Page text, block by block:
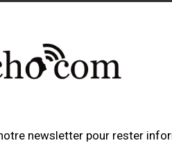
pour aborder
contenus audiovisuels
dans la
de leur communication
visuels, audio et
newsletter pour rester